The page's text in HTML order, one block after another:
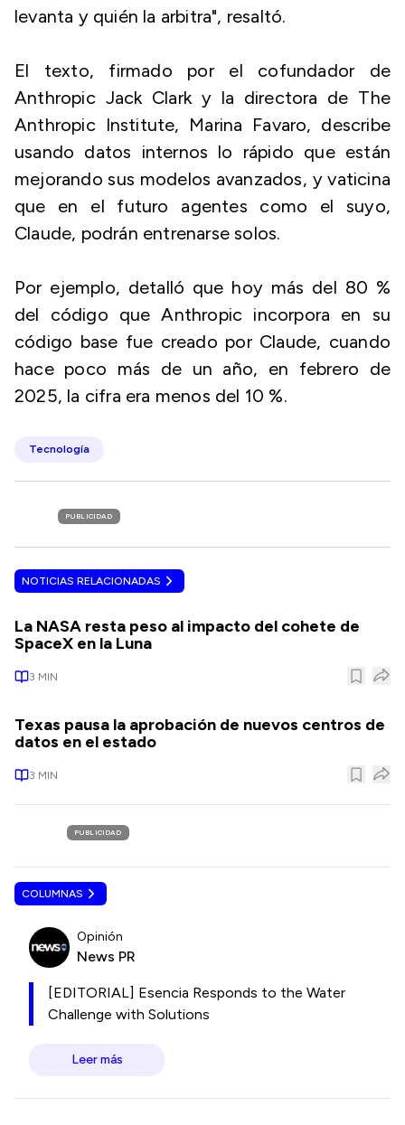
levanta y quién la arbitra", resaltó.
El texto, firmado por el cofundador de
Anthropic Jack Clark y la directora de The
Anthropic Institute, Marina Favaro, describe
usando datos internos lo rápido que están
mejorando sus modelos avanzados, y vaticina
que en el futuro agentes como el suyo,
Claude, podrán entrenarse solos.
Por ejemplo, detalló que hoy más del 80 %
del código que Anthropic incorpora en su
código base fue creado por Claude, cuando
hace poco más de un año, en febrero de
2025, la cifra era menos del 10 %.
Tecnología
PUBLICIDAD
NOTICIAS RELACIONADAS
La NASA resta peso al impacto del cohete de
SpaceX en la Luna
3 MIN
Texas pausa la aprobación de nuevos centros de
datos en el estado
3 MIN
PUBLICIDAD
COLUMNAS
Opinión
News PR
[EDITORIAL] Esencia Responds to the Water
Challenge with Solutions
Leer más